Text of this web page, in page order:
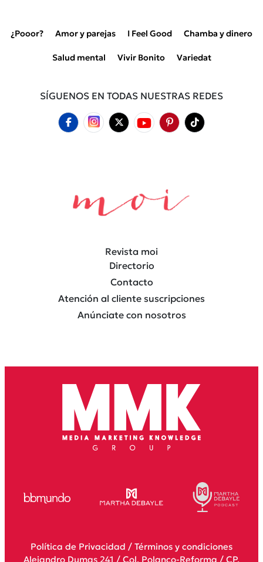
¿Pooor? Amor y parejas I Feel Good Chamba y dinero
Salud mental Vivir Bonito Variedat
SÍGUENOS EN TODAS NUESTRAS REDES
Revista moi
Directorio
Contacto
Atención al cliente suscripciones
Anúnciate con nosotros
Política de Privacidad / Términos y condiciones
Alejandro Dumas 241 / Col. Polanco-Reforma / CP.